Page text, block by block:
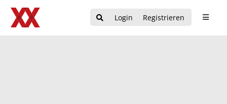
Login Registrieren